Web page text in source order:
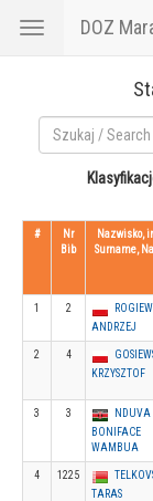
Toggle
DOZ
#
Nr
Bib
Nazwisko,
Surname,
1 2
ANDRZEJ
2 4
KRZYSZTOF
3 3
NDUVA
BONIFACE
WAMBUA
4 1225
TARAS